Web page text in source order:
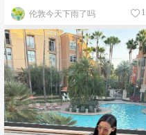
伦敦今天下雨了吗 1